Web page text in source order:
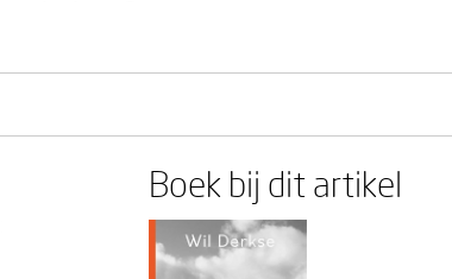
Boek bij dit artikel